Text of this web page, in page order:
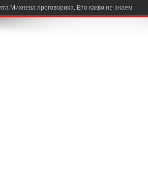
Михнева проговориха. Ето какво не знаем